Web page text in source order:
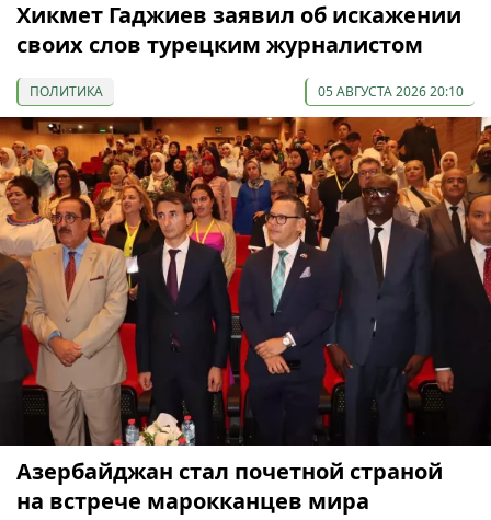
Хикмет Гаджиев заявил об искажении
своих слов турецким журналистом
ПОЛИТИКА 05 АВГУСТА 2026 20:10
Азербайджан стал почетной страной
на встрече марокканцев мира